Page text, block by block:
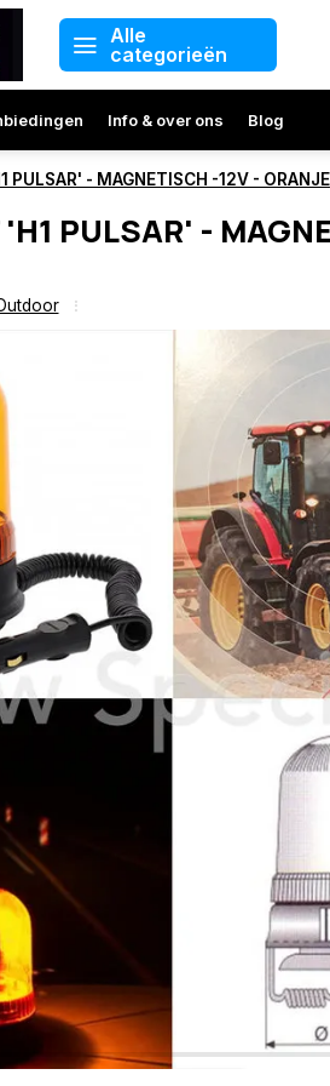
Alle
categorieën
Info & over ons Blog
PULSAR' - MAGNETISCH -12V - ORANJE
PULSAR' -